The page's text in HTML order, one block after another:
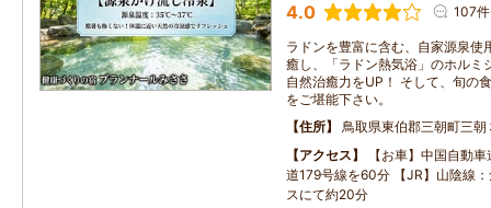
4.0 107件
ラドンを豊富に含む、自家源泉使
癒し、「ラドン熱気浴」のホルミ
自然治癒力をUP！ そして、旬の
をご堪能下さい。
住所
鳥取県東伯郡三朝町三朝
アクセス
【お車】中国自動
道179号線を60分 【JR】山陰線
スにて約20分